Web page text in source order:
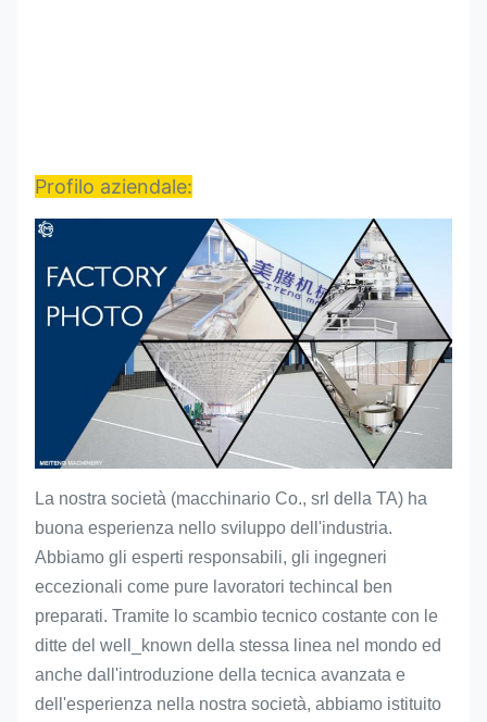
Profilo aziendale:
La nostra società (macchinario Co., srl della TA) ha
buona esperienza nello sviluppo dell'industria.
Abbiamo gli esperti responsabili, gli ingegneri
eccezionali come pure lavoratori techincal ben
preparati. Tramite lo scambio tecnico costante con le
ditte del well_known della stessa linea nel mondo ed
anche dall'introduzione della tecnica avanzata e
dell'esperienza nella nostra società, abbiamo istituito